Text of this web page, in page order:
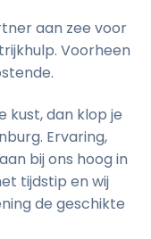
aan zee voor
Voorheen
kust, dan klop je
Ervaring,
bij ons hoog in
tijdstip en wij
de geschikte